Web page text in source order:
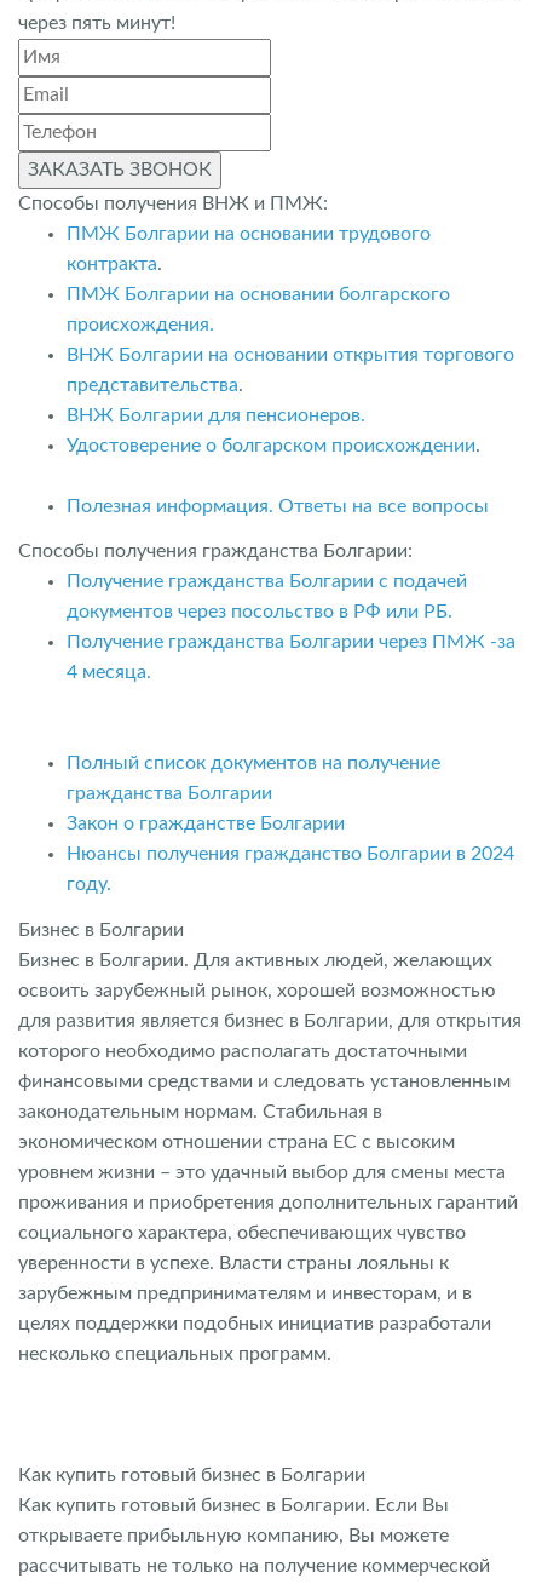
через пять минут!
ЗАКАЗАТЬ ЗВОНОК
Способы получения ВНЖ и ПМЖ:
ПМЖ Болгарии на основании трудового
контракта.
ПМЖ Болгарии на основании болгарского
происхождения.
ВНЖ Болгарии на основании открытия торгового
представительства.
ВНЖ Болгарии для пенсионеров.
Удостоверение о болгарском происхождении.
Полезная информация. Ответы на все вопросы
Способы получения гражданства Болгарии:
Получение гражданства Болгарии с подачей
документов через посольство в РФ или РБ.
Получение гражданства Болгарии через ПМЖ -за
4 месяца.
Полный список документов на получение
гражданства Болгарии
Закон о гражданстве Болгарии
Нюансы получения гражданство Болгарии в 2024
году.
Бизнес в Болгарии
Бизнес в Болгарии. Для активных людей, желающих
освоить зарубежный рынок, хорошей возможностью
для развития является бизнес в Болгарии, для открытия
которого необходимо располагать достаточными
финансовыми средствами и следовать установленным
законодательным нормам. Стабильная в
экономическом отношении страна ЕС с высоким
уровнем жизни – это удачный выбор для смены места
проживания и приобретения дополнительных гарантий
социального характера, обеспечивающих чувство
уверенности в успехе. Власти страны лояльны к
зарубежным предпринимателям и инвесторам, и в
целях поддержки подобных инициатив разработали
несколько специальных программ.
Как купить готовый бизнес в Болгарии
Как купить готовый бизнес в Болгарии. Если Вы
открываете прибыльную компанию, Вы можете
рассчитывать не только на получение коммерческой